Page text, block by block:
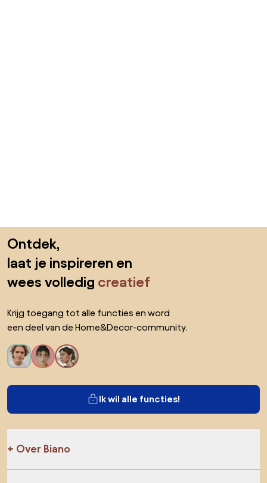
Ontdek,
laat je inspireren en
wees volledig creatief
Krijg toegang tot alle functies en word
een deel van de Home&Decor-community.
Ik wil alle functies!
Over Biano